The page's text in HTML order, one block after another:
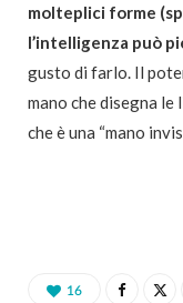
molteplici forme
l’intelligenza può
gusto di farlo. Il
mano che disegna le
cheè una “mano
16